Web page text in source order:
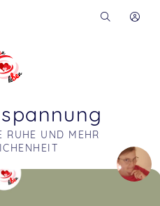
RUHE UND MEHR
me here...